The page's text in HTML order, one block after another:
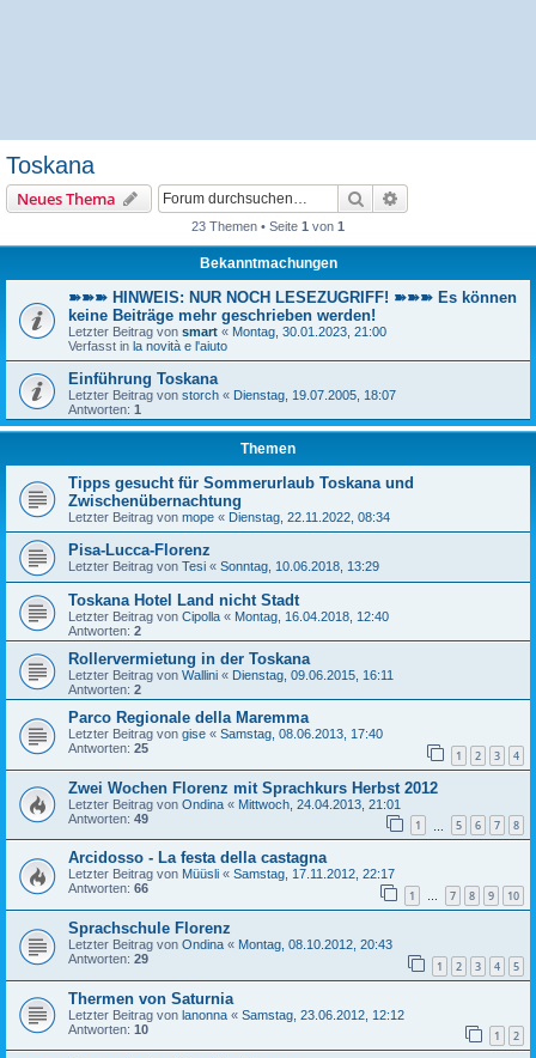
Toskana
Neues Thema Suche
23 Themen • Seite 1 von 1
Bekanntmachungen
➽➽➽ HINWEIS: NUR NOCH LESEZUGRIFF! ➽➽➽ Es können
keine Beiträge mehr geschrieben werden!
Letzter Beitrag von smart « Montag, 30.01.2023, 21:00
Verfasst in la novità e l'aiuto
Einführung Toskana
Letzter Beitrag von storch « Dienstag, 19.07.2005, 18:07
Antworten: 1
Themen
Tipps gesucht für Sommerurlaub Toskana und
Zwischenübernachtung
Letzter Beitrag von mope « Dienstag, 22.11.2022, 08:34
Pisa-Lucca-Florenz
Letzter Beitrag von Tesi « Sonntag, 10.06.2018, 13:29
Toskana Hotel Land nicht Stadt
Letzter Beitrag von Cipolla « Montag, 16.04.2018, 12:40
Antworten: 2
Rollervermietung in der Toskana
Letzter Beitrag von Wallini « Dienstag, 09.06.2015, 16:11
Antworten: 2
Parco Regionale della Maremma
Letzter Beitrag von gise « Samstag, 08.06.2013, 17:40
Antworten: 25 1 2 3 4
Zwei Wochen Florenz mit Sprachkurs Herbst 2012
Letzter Beitrag von Ondina « Mittwoch, 24.04.2013, 21:01
Antworten: 49 1 5 6 7 8
Arcidosso - La festa della castagna
Letzter Beitrag von Müüsli « Samstag, 17.11.2012, 22:17
Antworten: 66 1 … 7 8 9 10
Sprachschule Florenz
Letzter Beitrag von Ondina « Montag, 08.10.2012, 20:43
Antworten: 29 1 2 3 4 5
Thermen von Saturnia
Letzter Beitrag von lanonna « Samstag, 23.06.2012, 12:12
Antworten: 10 1 2